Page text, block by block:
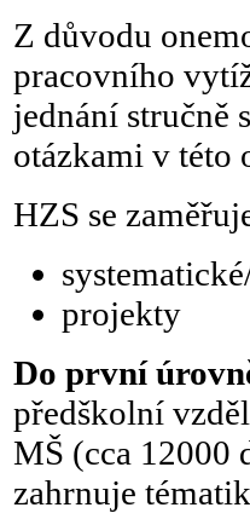
Z důvodu
pracovního
jednání stručně
otázkami v této
HZS se
projekty
Do první
předškolní
MŠ (cca 12000
zahrnuje